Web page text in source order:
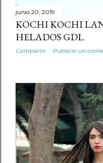
junio 20, 2019
KOCHI KOCHI
HELADOS GDL
Compartir Publicar un